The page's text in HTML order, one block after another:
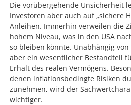
Die vorübergehende Unsicherheit
Investoren aber auch auf „sichere
Anleihen. Immerhin verweilen die
hohem Niveau, was in den USA
so bleiben könnte. Unabhängig
aber ein wesentlicher Bestandteil
Erhalt des realen Vermögens.
denen inflationsbedingte Risiken
zunehmen, wird der
wichtiger.